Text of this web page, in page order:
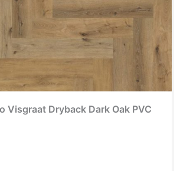
Visgraat Dryback Dark Oak PVC